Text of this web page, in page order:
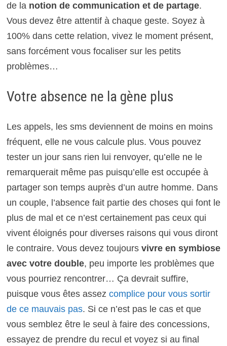
de la notion de communication et de partage.
Vous devez être attentif à chaque geste. Soyez à
100% dans cette relation, vivez le moment présent,
sans forcément vous focaliser sur les petits
problèmes…
Votre absence ne la gène plus
Les appels, les sms deviennent de moins en moins
fréquent, elle ne vous calcule plus. Vous pouvez
tester un jour sans rien lui renvoyer, qu’elle ne le
remarquerait même pas puisqu’elle est occupée à
partager son temps auprès d’un autre homme. Dans
un couple, l’absence fait partie des choses qui font le
plus de mal et ce n’est certainement pas ceux qui
vivent éloignés pour diverses raisons qui vous diront
le contraire. Vous devez toujours vivre en symbiose
avec votre double, peu importe les problèmes que
vous pourriez rencontrer… Ça devrait suffire,
puisque vous êtes assez complice pour vous sortir
de ce mauvais pas. Si ce n’est pas le cas et que
vous semblez être le seul à faire des concessions,
essayez de prendre du recul et voyez si au final